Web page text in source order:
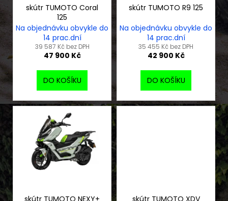
d
k
t
ů
skútr TUMOTO Coral
125
Na objednávku obvykle do
14 prac.dní
39 587 Kč bez DPH
47 900 Kč
DO KOŠÍKU
skútr TUMOTO R9 125
Na objednávku obvykle do
14 prac.dní
35 455 Kč bez DPH
42 900 Kč
DO KOŠÍKU
u
j
e
m
e
ENDURO
SE
SLUNEČNÍ
CLONOU
ČERNO
ZELENÁ
REFLEXNÍ
720